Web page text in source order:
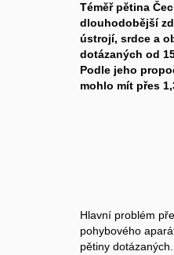
Téměř pětina
dlouhodobější
ústrojí, srdce a
dotázaných od
Podle jeho
mohlo mít přes
Hlavní problém
pohybového
pětiny